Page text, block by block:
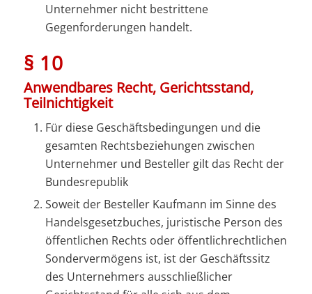
Unternehmer nicht bestrittene
Gegenforderungen handelt.
§ 10
Anwendbares Recht, Gerichtsstand,
Teilnichtigkeit
Für diese Geschäftsbedingungen und die
gesamten Rechtsbeziehungen zwischen
Unternehmer und Besteller gilt das Recht der
Bundesrepublik
Soweit der Besteller Kaufmann im Sinne des
Handelsgesetzbuches, juristische Person des
öffentlichen Rechts oder öffentlichrechtlichen
Sondervermögens ist, ist der Geschäftssitz
des Unternehmers ausschließlicher